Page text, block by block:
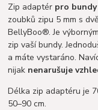
Zip adaptér pro
zoubků zipu 5 mm s
BellyBoo®. Je
zip vaší bundy.
a máte vystaráno.
nijak nenarušuje
Délka zip adaptéru je
50–90 cm.